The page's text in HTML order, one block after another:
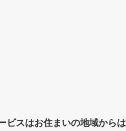
ビスはお住まいの地域からは